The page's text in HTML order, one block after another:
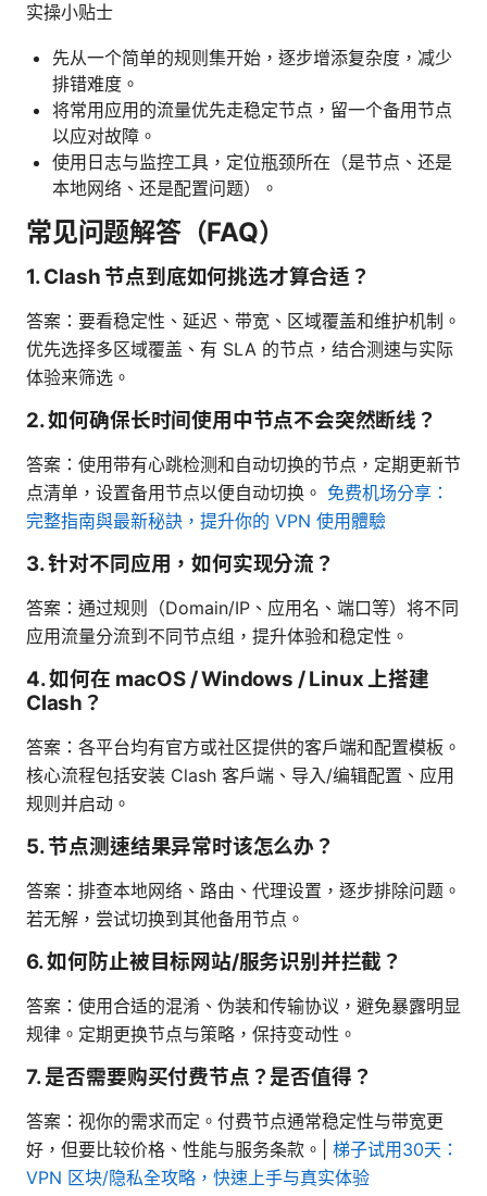
实操小贴士
先从一个简单的规则集开始，逐步增添复杂度，减少
排错难度。
将常用应用的流量优先走稳定节点，留一个备用节点
以应对故障。
使用日志与监控工具，定位瓶颈所在（是节点、还是
本地网络、还是配置问题）。
常见问题解答（FAQ）
1. Clash 节点到底如何挑选才算合适？
答案：要看稳定性、延迟、带宽、区域覆盖和维护机制。
优先选择多区域覆盖、有 SLA 的节点，结合测速与实际
体验来筛选。
2. 如何确保长时间使用中节点不会突然断线？
答案：使用带有心跳检测和自动切换的节点，定期更新节
点清单，设置备用节点以便自动切换。 免费机场分享：
完整指南與最新秘訣，提升你的 VPN 使用體驗
3. 针对不同应用，如何实现分流？
答案：通过规则（Domain/IP、应用名、端口等）将不同
应用流量分流到不同节点组，提升体验和稳定性。
4. 如何在 macOS / Windows / Linux 上搭建
Clash？
答案：各平台均有官方或社区提供的客户端和配置模板。
核心流程包括安装 Clash 客户端、导入/编辑配置、应用
规则并启动。
5. 节点测速结果异常时该怎么办？
答案：排查本地网络、路由、代理设置，逐步排除问题。
若无解，尝试切换到其他备用节点。
6. 如何防止被目标网站/服务识别并拦截？
答案：使用合适的混淆、伪装和传输协议，避免暴露明显
规律。定期更换节点与策略，保持变动性。
7. 是否需要购买付费节点？是否值得？
答案：视你的需求而定。付费节点通常稳定性与带宽更
好，但要比较价格、性能与服务条款。| 梯子试用30天：
VPN 区块/隐私全攻略，快速上手与真实体验